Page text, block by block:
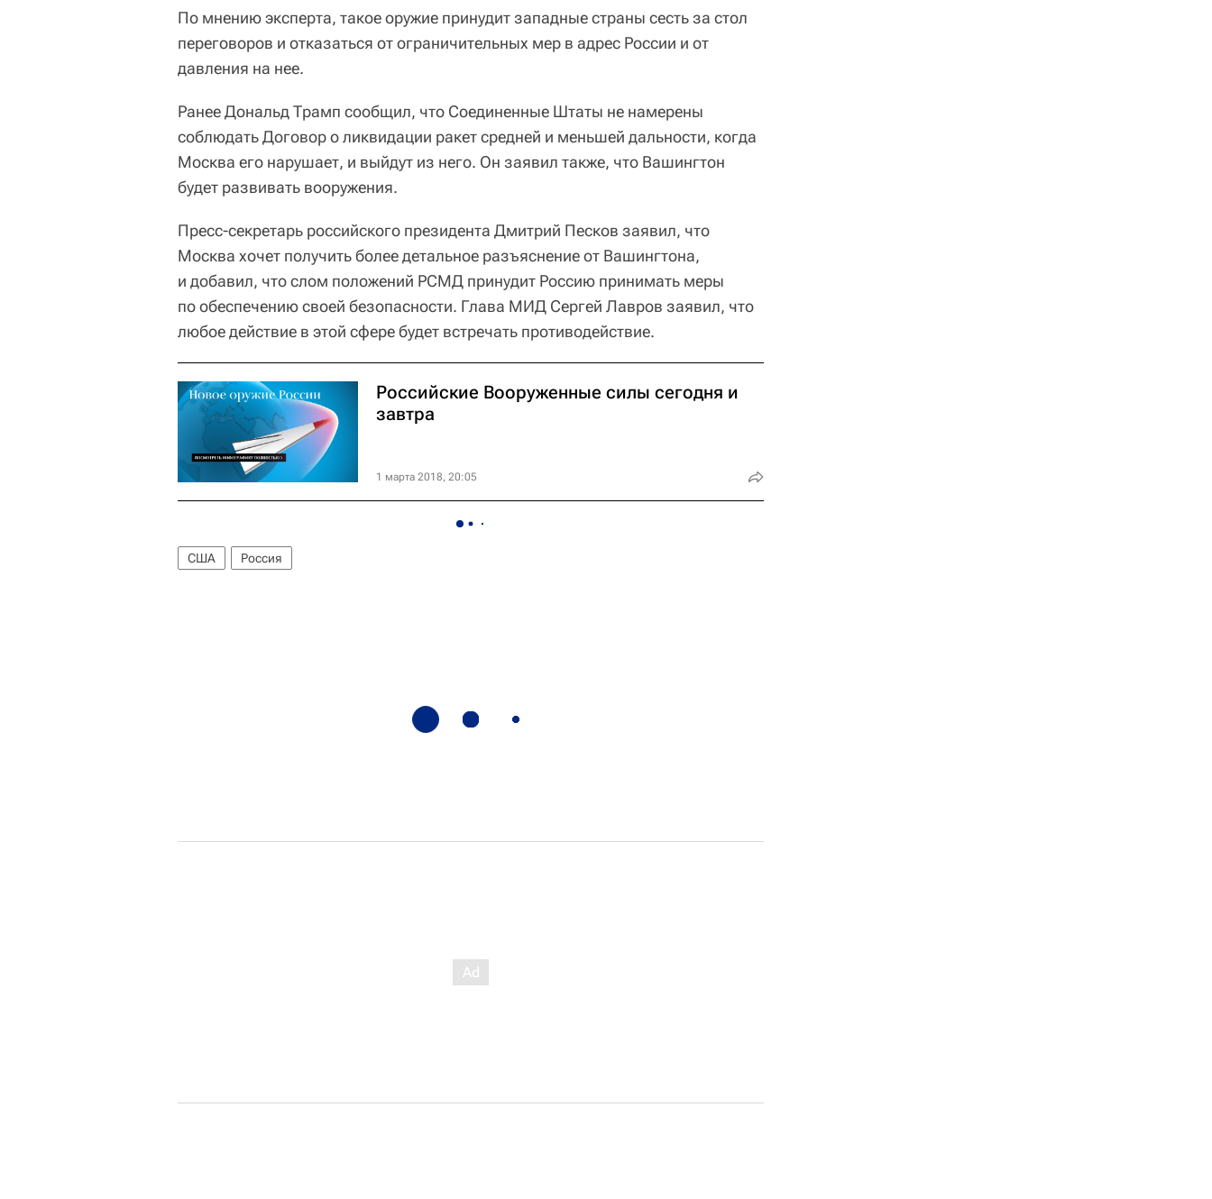
По мнению эксперта, такое оружие принудит западные страны сесть за стол
переговоров и отказаться от ограничительных мер в адрес России и от
давления на нее.
Ранее Дональд Трамп сообщил, что Соединенные Штаты не намерены
соблюдать Договор о ликвидации ракет средней и меньшей дальности, когда
Москва его нарушает, и выйдут из него. Он заявил также, что Вашингтон
будет развивать вооружения.
Пресс-секретарь российского президента Дмитрий Песков заявил, что
Москва хочет получить более детальное разъяснение от Вашингтона,
и добавил, что слом положений РСМД принудит Россию принимать меры
по обеспечению своей безопасности. Глава МИД Сергей Лавров заявил, что
любое действие в этой сфере будет встречать противодействие.
Российские Вооруженные силы сегодня и
завтра
1 марта 2018, 20:05
США Россия